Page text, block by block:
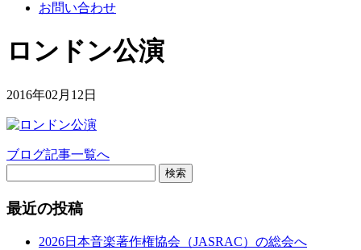
お問い合わせ
ロンドン公演
2016年02月12日
ブログ記事一覧へ
検索
最近の投稿
2026日本音楽著作権協会（JASRAC）の総会へ